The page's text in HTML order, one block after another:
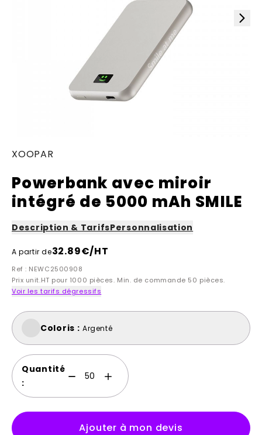
XOOPAR
Powerbank avec miroir
intégré de 5000 mAh SMILE
Description & TarifsPersonnalisation
A partir de32.89€/HT
Ref : NEWC2500908
Prix unit.HT pour 1000 pièces. Min. de commande 50 pièces.
Voir les tarifs dégressifs
Coloris : Argenté
Quantité
:
Ajouter à mon devis